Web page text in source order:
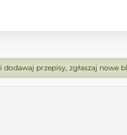
przepisy, zgłaszaj nowe